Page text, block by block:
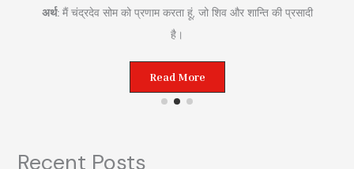
अर्थ:मैं चंद्रदेव सोम को प्रणाम करता हूं, जो शिव और शान्ति की प्रसादी
है।
Read More
Recent Posts